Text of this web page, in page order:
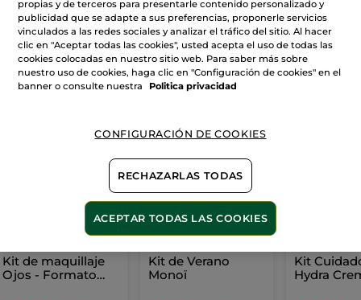
VER MÁS
Kit de maquillaje
Ojos - Formato
Kit de Verano
Monoï
Kit
Hydra
propias y de terceros para presentarle contenido personalizado y
publicidad que se adapte a sus preferencias, proponerle servicios
vinculados a las redes sociales y analizar el tráfico del sitio. Al hacer
clic en "Aceptar todas las cookies", usted acepta el uso de todas las
cookies colocadas en nuestro sitio web. Para saber más sobre
nuestro uso de cookies, haga clic en "Configuración de cookies" en el
banner o consulte nuestra
Politica privacidad
CONFIGURACIÓN DE COOKIES
RECHAZARLAS TODAS
ACEPTAR TODAS LAS COOKIES